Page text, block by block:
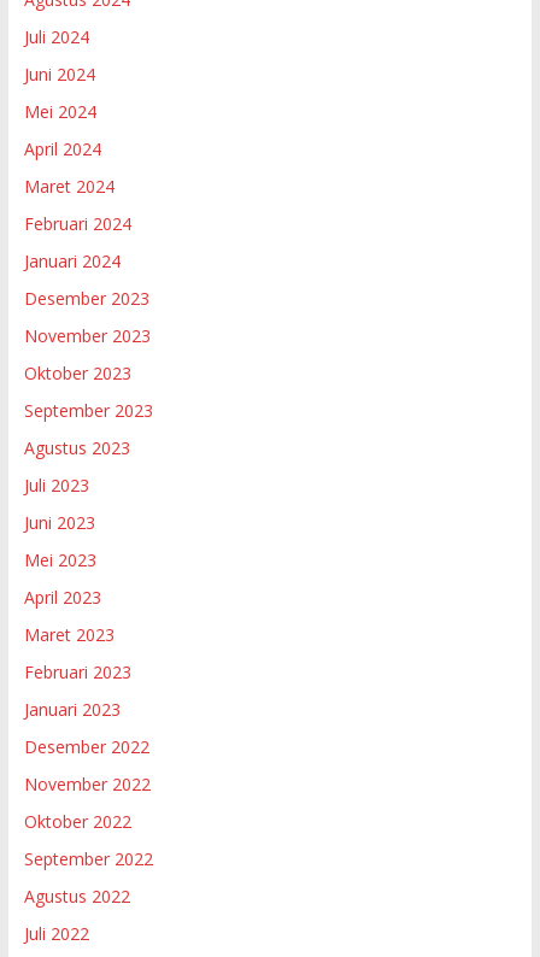
Juli 2024
Juni 2024
Mei 2024
April 2024
Maret 2024
Februari 2024
Januari 2024
Desember 2023
November 2023
Oktober 2023
September 2023
Agustus 2023
Juli 2023
Juni 2023
Mei 2023
April 2023
Maret 2023
Februari 2023
Januari 2023
Desember 2022
November 2022
Oktober 2022
September 2022
Agustus 2022
Juli 2022